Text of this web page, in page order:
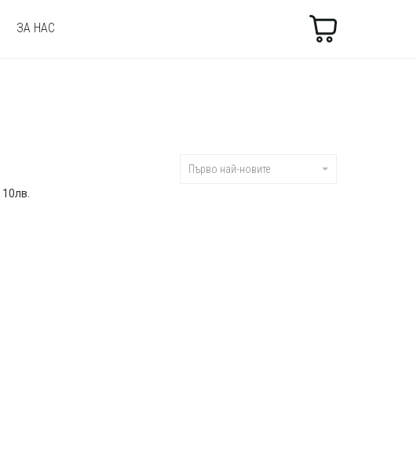
ЗА НАС Търсене
Първо най-новите
10лв.